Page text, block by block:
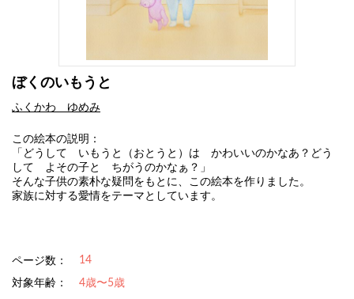
ぼくのいもうと
ふくかわ ゆめみ
この絵本の説明：
「どうして いもうと（おとうと）は かわいいのかなあ？どう
して よその子と ちがうのかなぁ？」
そんな子供の素朴な疑問をもとに、この絵本を作りました。
家族に対する愛情をテーマとしています。
ページ数： 14
対象年齢：
4歳〜5歳